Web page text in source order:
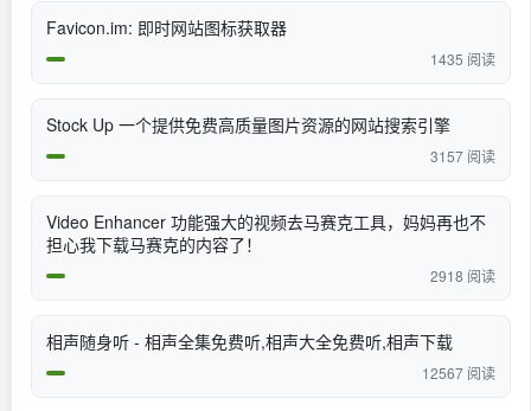
Favicon.im: 即时网站图标获取器
1435 阅读
Stock Up 一个提供免费高质量图片资源的网站搜索引擎
3157 阅读
Video Enhancer 功能强大的视频去马赛克工具，妈妈再也不
担心我下载马赛克的内容了！
2918 阅读
相声随身听 - 相声全集免费听,相声大全免费听,相声下载
12567 阅读